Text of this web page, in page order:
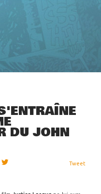
DU JOHN
Tweet